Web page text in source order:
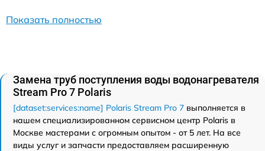
Показать полностью
Замена труб поступления воды водонагревателя
Stream Pro 7 Polaris
[dataset:services:name] Polaris Stream Pro 7 выполняется в
нашем специализированном сервисном центр Polaris в
Москве мастерами с огромным опытом - от 5 лет. На все
виды услуг и запчасти предоставляем расширенную